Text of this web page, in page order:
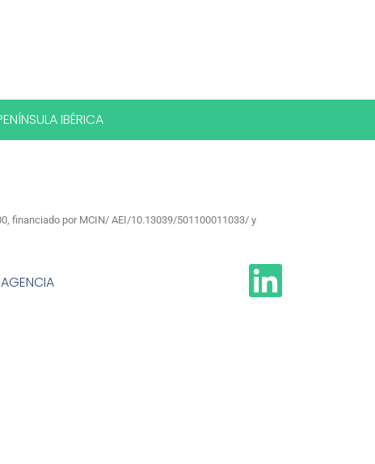
IBÉRICA
financiado por MCIN/ AEI/10.13039/501100011033/ y